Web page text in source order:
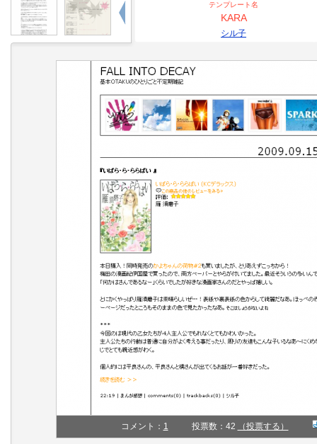
テンプレート名
KARA
シル子
コメント： 1 投票数：42 （投票する）